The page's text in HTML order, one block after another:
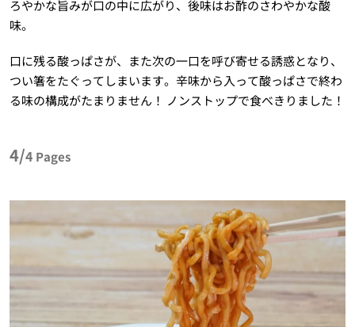
ろやかな旨みが口の中に広がり、後味はお酢のさわやかな酸
味。
口に残る酸っぱさが、また次の一口を呼び寄せる誘惑となり、
つい箸をたぐってしまいます。辛味から入って酸っぱさで終わ
る味の構成がたまりません！ ノンストップで食べきりました！
4/4 Pages